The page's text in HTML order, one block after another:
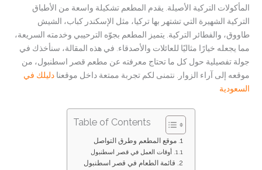
المأكولات التركية الأصيلة. يقدم المطعم تشكيلة واسعة من الأطباق
التركية الشهيرة التي تشتهر بها تركيا، مثل الإسكندر كباب، الشيش
طاووق، والفطائر التركية. يتميز المطعم بجوّه الترحيبي وخدمته السريعة،
مما يجعله خيارًا مثاليًا للعائلات والأصدقاء. في هذه المقالة، سنأخذك في
جولة تفصيلية حول كل ما تحتاج معرفته عن مطعم قصر اسطنبول، من
موقعه إلى آراء الزوار. نتمنى لكم تجربة ممتعة داخل موقعنا دليلك في
السعودية
Table of Contents
موقع المطعم وطرق التواصل
أوقات العمل في قصر اسطنبول
قائمة الطعام في قصر اسطنبول